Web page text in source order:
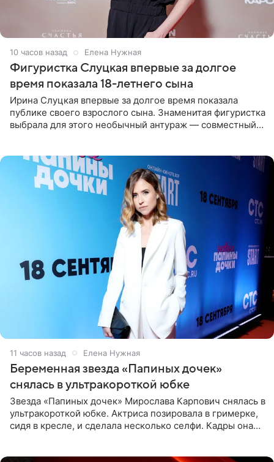
10 часов назад Елена Нужная
Фигуристка Слуцкая впервые за долгое
время показала 18-летнего сына
Ирина Слуцкая впервые за долгое время показала
публике своего взрослого сына. Знаменитая фигуристка
выбрала для этого необычный антураж — совместный
11 часов назад Елена Нужная
Беременная звезда «Папиных дочек»
снялась в ультракороткой юбке
Звезда «Папиных дочек» Мирослава Карпович снялась в
ультракороткой юбке. Актриса позировала в гримерке,
сидя в кресле, и сделала несколько селфи. Кадры она